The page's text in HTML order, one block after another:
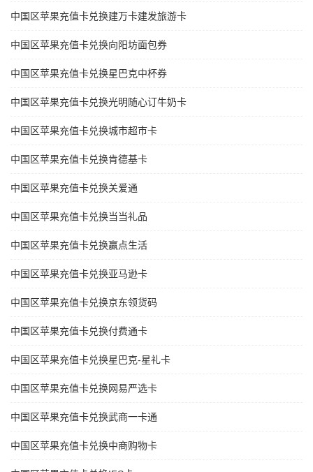
中国区苹果充值卡兑换建万卡建发旅游卡
中国区苹果充值卡兑换向阳坊面包券
中国区苹果充值卡兑换星巴克中杯券
中国区苹果充值卡兑换光明随心订牛奶卡
中国区苹果充值卡兑换城市超市卡
中国区苹果充值卡兑换肯德基卡
中国区苹果充值卡兑换关爱通
中国区苹果充值卡兑换当当礼品
中国区苹果充值卡兑换赢点生活
中国区苹果充值卡兑换亚马逊卡
中国区苹果充值卡兑换京东领货码
中国区苹果充值卡兑换付费通卡
中国区苹果充值卡兑换星巴克-星礼卡
中国区苹果充值卡兑换网易严选卡
中国区苹果充值卡兑换武商一卡通
中国区苹果充值卡兑换中商购物卡